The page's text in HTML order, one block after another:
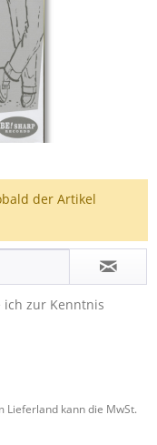
der Artikel
ich zur Kenntnis
Lieferland kann die MwSt.